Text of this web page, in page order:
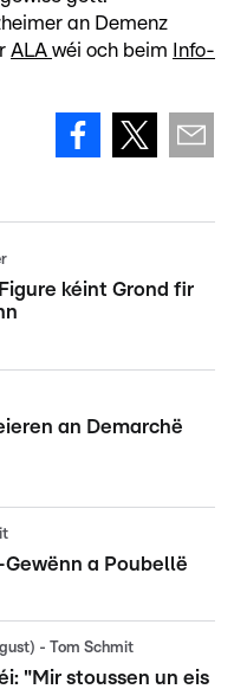
an Demenz
ALA wéi och beim
Info-
kéint Grond fir
an Demarchë
a Poubellë
- Tom Schmit
"Mir stoussen un eis